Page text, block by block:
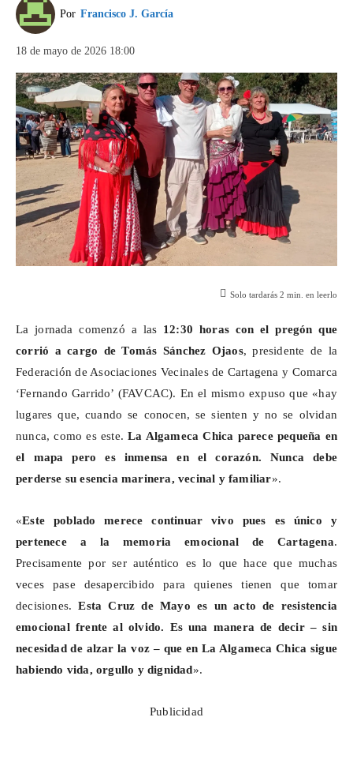
Por Francisco J. García
18 de mayo de 2026 18:00
Solo tardarás 2 min. en leerlo
La jornada comenzó a las 12:30 horas con el pregón que
corrió a cargo de Tomás Sánchez Ojaos, presidente de la
Federación de Asociaciones Vecinales de Cartagena y Comarca
‘Fernando Garrido’ (FAVCAC). En el mismo expuso que «hay
lugares que, cuando se conocen, se sienten y no se olvidan
nunca, como es este.La Algameca Chica parece pequeña en
el mapa pero es inmensa en el corazón. Nunca debe
perderse su esencia marinera, vecinal y familiar».
«Este poblado merece continuar vivo pues es único y
pertenece a la memoria emocional de Cartagena.
Precisamente por ser auténtico es lo que hace que muchas
veces pase desapercibido para quienes tienen que tomar
decisiones.Esta Cruz de Mayo es un acto de resistencia
emocional frente al olvido. Es una manera de decir – sin
necesidad de alzar la voz – que en La Algameca Chica sigue
habiendo vida, orgullo y dignidad».
Publicidad